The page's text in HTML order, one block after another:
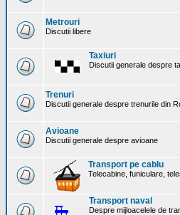
Metrouri
Discutii libere
Taxiuri
Discutii generale despre
Trenuri
Discutii generale despre trenurile din
Avioane
Discutii generale despre avioane
Transport pe cablu
Telecabine, funiculare,
Transport naval
Despre mijloacelele de